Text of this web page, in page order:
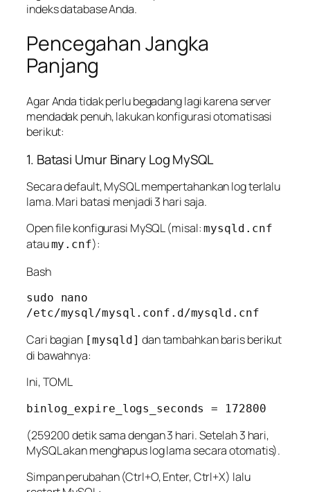
indeks database Anda.
Pencegahan Jangka
Panjang
Agar Anda tidak perlu begadang lagi karena server
mendadak penuh, lakukan konfigurasi otomatisasi
berikut:
1. Batasi Umur Binary Log MySQL
Secara default, MySQL mempertahankan log terlalu
lama. Mari batasi menjadi 3 hari saja.
Open file konfigurasi MySQL (misal:mysqld.cnf
ataumy.cnf):
Bash
sudo nano
Cari bagian [mysqld] dan tambahkan baris berikut
di bawahnya:
Ini, TOML
(259200 detik sama dengan 3 hari. Setelah 3 hari,
MySQL akan menghapus log lama secara otomatis).
Simpan perubahan (Ctrl+O, Enter, Ctrl+X) lalu